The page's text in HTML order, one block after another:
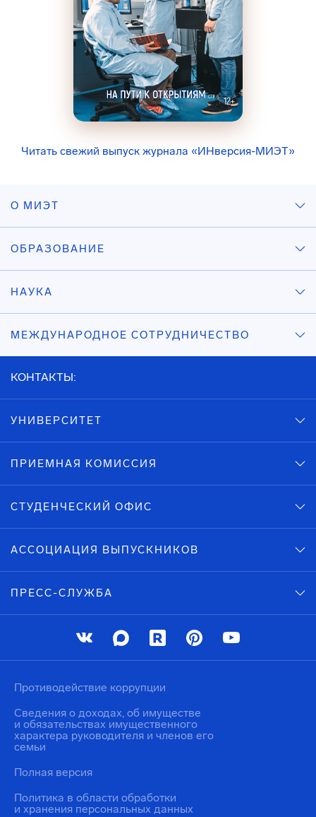
Читать свежий выпуск журнала «ИНверсия-МИЭТ»
О МИЭТ
ОБРАЗОВАНИЕ
НАУКА
МЕЖДУНАРОДНОЕ СОТРУДНИЧЕСТВО
КОНТАКТЫ:
УНИВЕРСИТЕТ
ПРИЕМНАЯ КОМИССИЯ
СТУДЕНЧЕСКИЙ ОФИС
АССОЦИАЦИЯ ВЫПУСКНИКОВ
ПРЕСС-СЛУЖБА
Политика в области обработки
и хранения персональных данных
Противодействие коррупции
Сведения о доходах, об имуществе
и обязательствах имущественного
характера руководителя и членов его
семьи
Полная версия